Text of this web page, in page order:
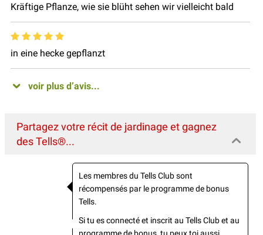
Kräftige Pflanze, wie sie blüht sehen wir vielleicht bald
in eine hecke gepflanzt
voir plus d’avis...
Partagez votre récit de jardinage et gagnez
des Tells®...
Les membres du Tells Club sont
récompensés par le programme de bonus
Tells.
Si tu es connecté et inscrit au Tells Club et au